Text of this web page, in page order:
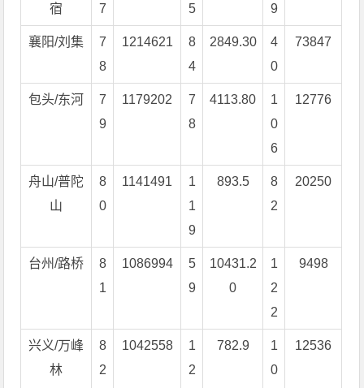
宿
7
5
9
襄阳/刘集
7
8
1214621
8
4
2849.30
4
0
73847
包头/东河
7
9
1179202
7
8
4113.80
1
0
6
12776
舟山/普陀
山
8
0
1141491
1
1
9
893.5
8
2
20250
台州/路桥
8
1
1086994
5
9
10431.2
0
1
2
2
9498
兴义/万峰
林
8
2
1042558
1
2
782.9
1
0
12536